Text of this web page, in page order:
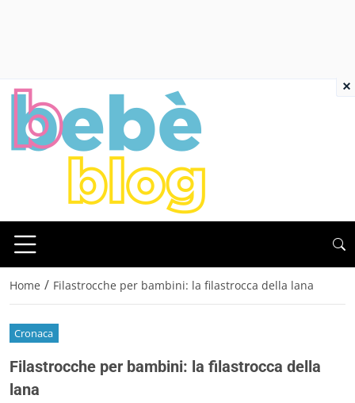
Home / Filastrocche per bambini: la filastrocca della lana
Cronaca
Filastrocche per bambini: la filastrocca della
lana
×